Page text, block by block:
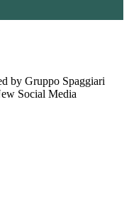
by Gruppo Spaggiari
Social Media